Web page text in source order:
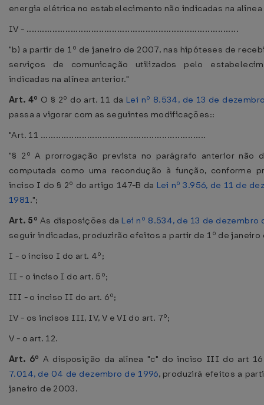
energia elétrica no estabelecimento não indicadas na
IV - ..................................................................................
"b) a partir de 1º de janeiro de 2007, nas hipóteses de
serviços de comunicação utilizados pelo
indicadas na alínea anterior."
Art. 4º O § 2º do art. 11 da Lei nº 8.534, de 13 de
passa a vigorar com as seguintes modificações::
"Art. 11 ................................................................
"§ 2º A prorrogação prevista no parágrafo anterior não
computada como uma recondução à função, conforme
inciso I do § 2º do artigo 147-B da Lei nº 3.956, de 11 de
1981.";
Art. 5º As disposições da Lei nº 8.534, de 13 de dezembro
seguir indicadas, produzirão efeitos a partir de 1º de janeiro
I - o inciso I do art. 4º;
II - o inciso I do art. 5º;
III - o inciso II do art. 6º;
IV - os incisos III, IV, V e VI do art. 7º;
V - o art. 12.
Art. 6º A disposição da alínea "c" do inciso III do art
7.014, de 04 de dezembro de 1996, produzirá efeitos a
janeiro de 2003.